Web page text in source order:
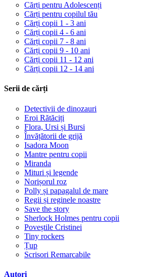
Cărți pentru Adolescenți
Cărți pentru copilul tău
Cărți copii 1 - 3 ani
Cărți copii 4 - 6 ani
Cărți copii 7 - 8 ani
Cărți copii 9 - 10 ani
Cărți copii 11 - 12 ani
Cărți copii 12 - 14 ani
Serii de cărți
Detectivii de dinozauri
Eroi Rătăciți
Flora, Ursi și Bursi
Învățătorii de grijă
Isadora Moon
Mantre pentru copii
Miranda
Mituri și legende
Norișorul roz
Polly și papagalul de mare
Regii și reginele noastre
Save the story
Sherlock Holmes pentru copii
Poveștile Cristinei
Tiny rockers
Țup
Scrisori Remarcabile
Autori